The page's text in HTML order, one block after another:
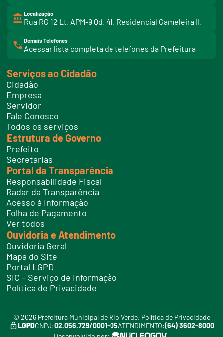
Localização
Rua RG 12 Lt. APM-9 Qd. 41. Residencial Gameleira II.
Demais Telefones
Acessar lista completa de telefones da Prefeitura
i
t
e
l
f
o
e
s
Serviços ao Cidadão
Cidadão
Empresa
Servidor
Fale Conosco
Todos os serviços
Estrutura de Governo
Prefeito
Secretarias
Portal da Transparência
Responsabilidade Fiscal
Radar da Transparência
Acesso à Informação
Folha de Pagamento
Ver todos
Ouvidoria e Atendimento
Ouvidoria Geral
Mapa do Site
Portal LGPD
SIC – Serviço de Informação
Política de Privacidade
© 2026 Prefeitura Municipal de Rio Verde. Política de Privacidade
LGPDCNPJ:02.056.729/0001-05ATENDIMENTO:(64) 3602-8000